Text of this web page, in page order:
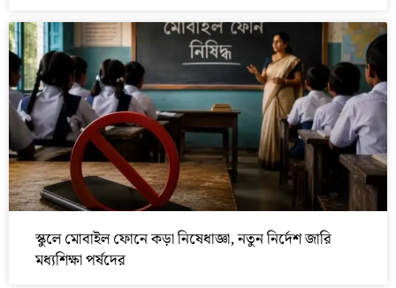
স্কুলে মোবাইল ফোনে কড়া নিষেধাজ্ঞা, নতুন নির্দেশ জারি
মধ্যশিক্ষা পর্ষদের